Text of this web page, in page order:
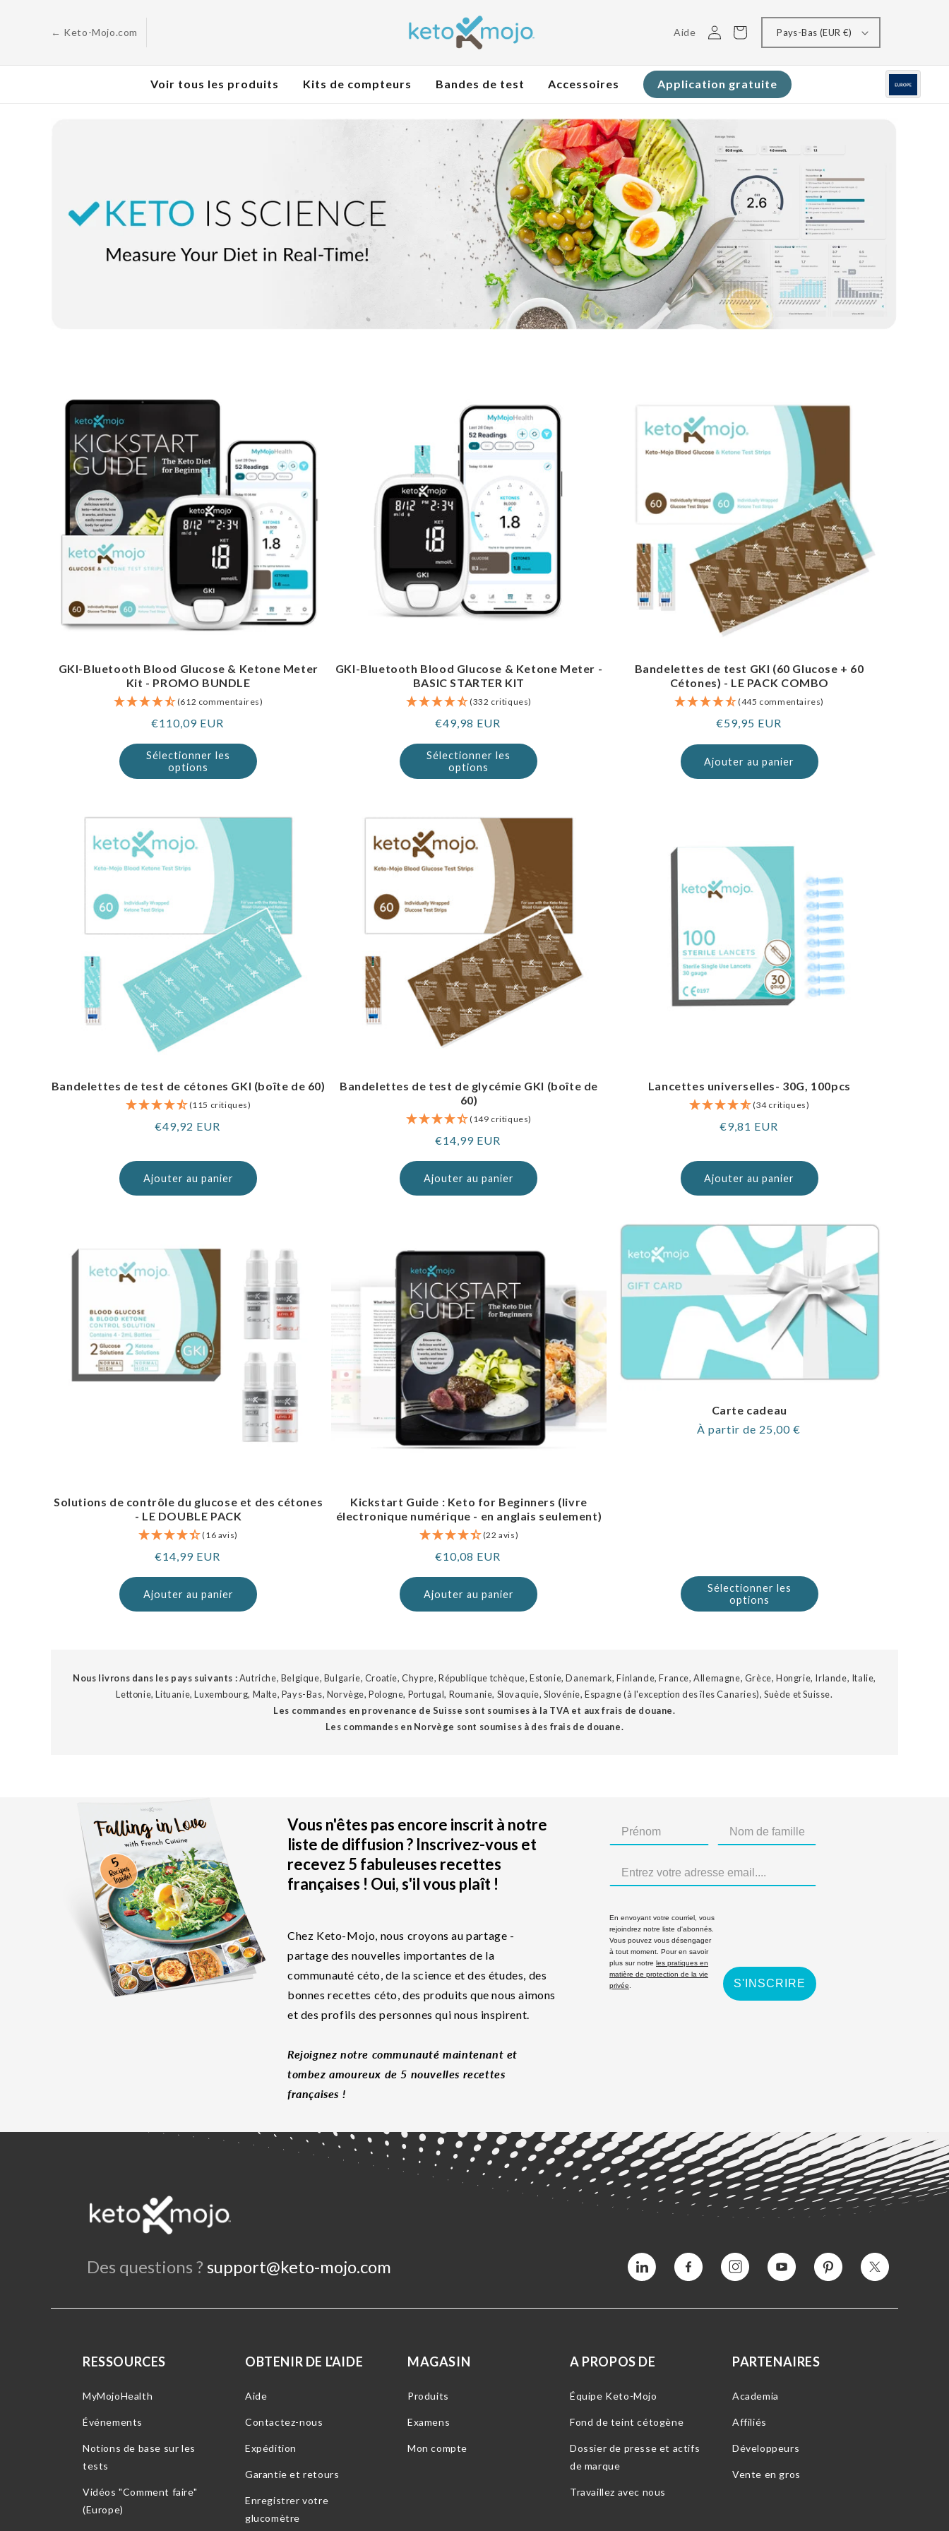
← Keto-Mojo.com Aide
Connectez-
vous
Panier Pays-Bas (EUR €)
Voir tous les produits Kits de compteurs Bandes de test Accessoires Application gratuite
GKI-Bluetooth Blood Glucose & Ketone Meter
Kit - PROMO BUNDLE
(612 commentaires)
Prix
€110,09 EUR
Sélectionner les
options
GKI-Bluetooth Blood Glucose & Ketone Meter -
BASIC STARTER KIT
(332 critiques)
Prix
€49,98 EUR
Sélectionner les
options
Bandelettes de test GKI (60 Glucose + 60
Cétones) - LE PACK COMBO
(445 commentaires)
Prix
€59,95 EUR
Ajouter au panier
Bandelettes de test de cétones GKI (boîte de 60)
(115 critiques)
Prix
€49,92 EUR
Ajouter au panier
Bandelettes de test de glycémie GKI (boîte de
60)
(149 critiques)
Prix
€14,99 EUR
Ajouter au panier
Lancettes universelles- 30G, 100pcs
(34 critiques)
Prix
€9,81 EUR
Ajouter au panier
Solutions de contrôle du glucose et des cétones
- LE DOUBLE PACK
(16 avis)
Prix
€14,99 EUR
Ajouter au panier
Kickstart Guide : Keto for Beginners (livre
électronique numérique - en anglais seulement)
(22 avis)
Prix
€10,08 EUR
Ajouter au panier
Carte cadeau
Prix
À partir de 25,00 €
Sélectionner les
options
Nous livrons dans les pays suivants :Autriche, Belgique, Bulgarie, Croatie, Chypre, République tchèque, Estonie, Danemark, Finlande, France, Allemagne, Grèce, Hongrie, Irlande, Italie,
Lettonie, Lituanie, Luxembourg, Malte, Pays-Bas, Norvège, Pologne, Portugal, Roumanie, Slovaquie, Slovénie, Espagne (à l'exception des îles Canaries), Suède et Suisse.
Les commandes en provenance de Suisse sont soumises à la TVA et aux frais de douane.
Les commandes en Norvège sont soumises à des frais de douane.
Vous n'êtes pas encore inscrit à notre
liste de diffusion ? Inscrivez-vous et
recevez 5 fabuleuses recettes
françaises ! Oui, s'il vous plaît !
Chez Keto-Mojo, nous croyons au partage -
partage des nouvelles importantes de la
communauté céto, de la science et des études, des
bonnes recettes céto, des produits que nous aimons
et des profils des personnes qui nous inspirent.
Rejoignez notre communauté maintenant et
tombez amoureux de 5 nouvelles recettes
françaises !
En envoyant votre courriel, vous
rejoindrez notre liste d'abonnés.
Vous pouvez vous désengager
à tout moment. Pour en savoir
plus sur notre les pratiques en
matière de protection de la vie
privée. S'INSCRIRE
Des questions ? support@keto-mojo.com Vimeo Facebook InstagramYouTube Intérêt Twitter
RESSOURCES
MyMojoHealth
Événements
Notions de base sur les
tests
Vidéos "Comment faire"
(Europe)
OBTENIR DE L'AIDE
Aide
Contactez-nous
Expédition
Garantie et retours
Enregistrer votre
glucomètre
MAGASIN
Produits
Examens
Mon compte
A PROPOS DE
Équipe Keto-Mojo
Fond de teint cétogène
Dossier de presse et actifs
de marque
Travaillez avec nous
PARTENAIRES
Academia
Affiliés
Développeurs
Vente en gros